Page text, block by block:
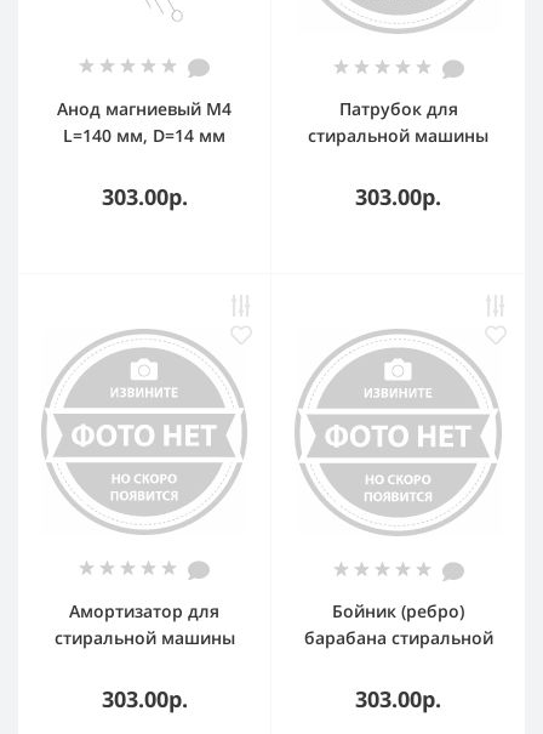
Анод магниевый M4
L=140 мм, D=14 мм
303.00р.
Патрубок для
стиральной машины
DC62-10303A
пароотводной
303.00р.
Амортизатор для
стиральной машины
165-255мм 303589
303.00р.
Бойник (ребро)
барабана стиральной
02051B, DRM103SA
303.00р.